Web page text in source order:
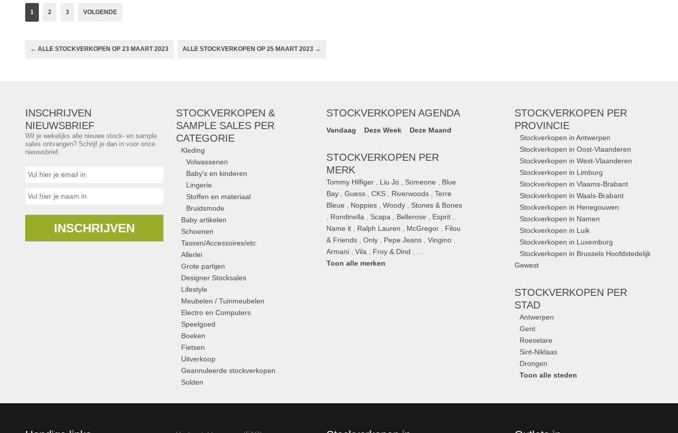
1 2 3 VOLGENDE
← ALLE STOCKVERKOPEN OP 23 MAART 2023 ALLE STOCKVERKOPEN OP 25 MAART 2023 →
INSCHRIJVEN
NIEUWSBRIEF
Wil je wekelijks alle nieuwe stock- en sample
sales ontvangen? Schrijf je dan in voor onze
nieuwsbrief.
INSCHRIJVEN
STOCKVERKOPEN &
SAMPLE SALES PER
CATEGORIE
Kleding
Volwassenen
Baby's en kinderen
Lingerie
Stoffen en materiaal
Bruidsmode
Baby artikelen
Schoenen
Tassen/Accessoires/etc
Allerlei
Grote partijen
Designer Stocksales
Lifestyle
Meubelen / Tuinmeubelen
Electro en Computers
Speelgoed
Boeken
Fietsen
Uitverkoop
Geannuleerde stockverkopen
Solden
STOCKVERKOPEN AGENDA
Vandaag Deze Week Deze Maand
STOCKVERKOPEN PER
MERK
Tommy Hilfiger Liu Jo Someone
Blue
Bay ,Guess ,CKS Riverwoods ,Terre
Bleue
Noppies ,Woody
Stones & Bones
Rondinella Scapa Bellerose Esprit
Name it
Ralph Lauren McGregor
Filou
& Friends ,Only Pepe Jeans ,Vingino
Armani ,Vila Froy & Dind
Toon alle merken
STOCKVERKOPEN PER
PROVINCIE
Stockverkopen in Antwerpen
Stockverkopen in Oost-Vlaanderen
Stockverkopen in West-Vlaanderen
Stockverkopen in Limburg
Stockverkopen in Vlaams-Brabant
Stockverkopen in Waals-Brabant
Stockverkopen in Henegouwen
Stockverkopen in Namen
Stockverkopen in Luik
Stockverkopen in Luxemburg
Stockverkopen in Brussels Hoofdstedelijk
Gewest
STOCKVERKOPEN PER
STAD
Antwerpen
Gent
Roeselare
Sint-Niklaas
Drongen
Toon alle steden